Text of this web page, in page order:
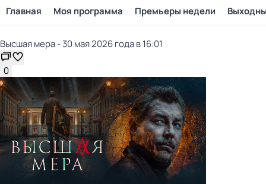
Главная Моя программа Премьеры недели
Высшая мера - 30 мая 2026 года в 16:01
0